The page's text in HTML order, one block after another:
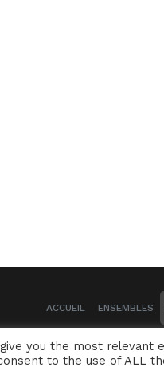
ACCUEIL ENSEMBLES
you the most
to the use of ALL